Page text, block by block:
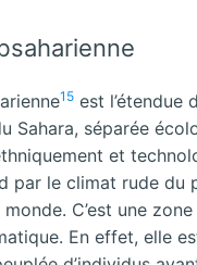
15 est l’étendue
Sahara, séparée
et
par le climat rude du
C’est une
En effet, elle